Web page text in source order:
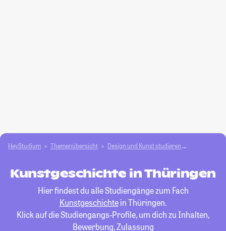
HeyStudium Themenübersicht Design und Kunst studieren
Kunstgeschichte in Thüringen
Hier findest du alle Studiengänge zum Fach
Kunstgeschichtein Thüringen.
Klick auf die Studiengangs-Profile, um dich zu Inhalten,
Bewerbung, Zulassung